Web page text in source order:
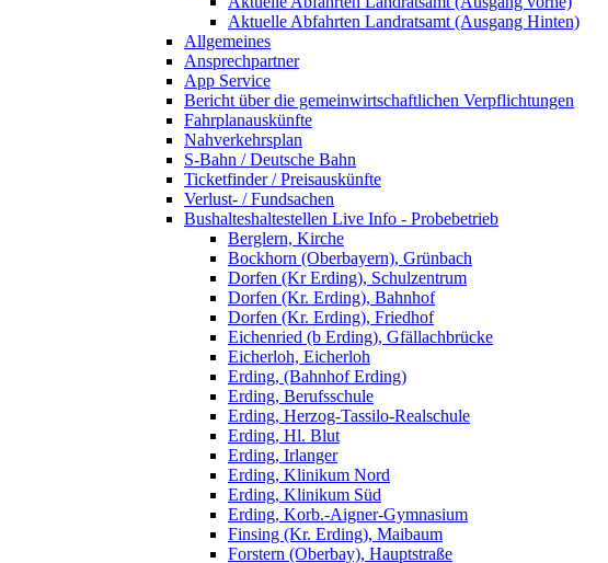
Aktuelle Abfahrten Landratsamt (Ausgang Hinten)
Allgemeines
Ansprechpartner
App Service
Bericht über die gemeinwirtschaftlichen Verpflichtungen
Fahrplanauskünfte
Nahverkehrsplan
S-Bahn / Deutsche Bahn
Ticketfinder / Preisauskünfte
Verlust- / Fundsachen
Bushalteshaltestellen Live Info - Probebetrieb
Berglern, Kirche
Bockhorn (Oberbayern), Grünbach
Dorfen (Kr Erding), Schulzentrum
Dorfen (Kr. Erding), Bahnhof
Dorfen (Kr. Erding), Friedhof
Eichenried (b Erding), Gfällachbrücke
Eicherloh, Eicherloh
Erding, (Bahnhof Erding)
Erding, Berufsschule
Erding, Herzog-Tassilo-Realschule
Erding, Hl. Blut
Erding, Irlanger
Erding, Klinikum Nord
Erding, Klinikum Süd
Erding, Korb.-Aigner-Gymnasium
Finsing (Kr. Erding), Maibaum
Forstern (Oberbay), Hauptstraße